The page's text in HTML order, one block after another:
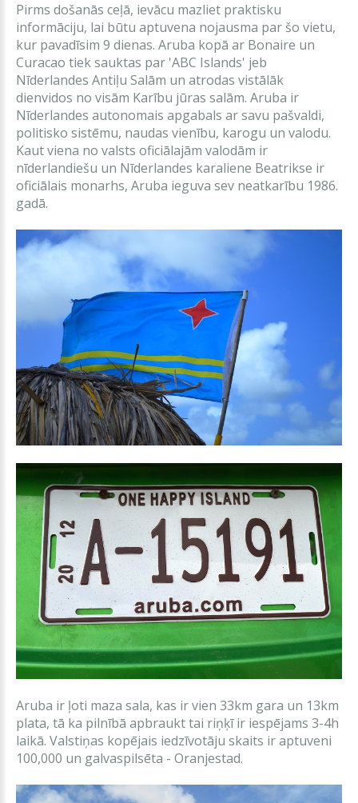
Pirms došanās ceļā, ievācu mazliet praktisku
informāciju, lai būtu aptuvena nojausma par šo vietu,
kur pavadīsim 9 dienas. Aruba kopā ar Bonaire un
Curacao tiek sauktas par 'ABC Islands' jeb
Nīderlandes Antiļu Salām un atrodas vistālāk
dienvidos no visām Karību jūras salām. Aruba ir
Nīderlandes autonomais apgabals ar savu pašvaldi,
politisko sistēmu, naudas vienību, karogu un valodu.
Kaut viena no valsts oficiālajām valodām ir
nīderlandiešu un Nīderlandes karaliene Beatrikse ir
oficiālais monarhs, Aruba ieguva sev neatkarību 1986.
gadā.
Aruba ir ļoti maza sala, kas ir vien 33km gara un 13km
plata, tā ka pilnībā apbraukt tai riņķī ir iespējams 3-4h
laikā. Valstiņas kopējais iedzīvotāju skaits ir aptuveni
100,000 un galvaspilsēta - Oranjestad.